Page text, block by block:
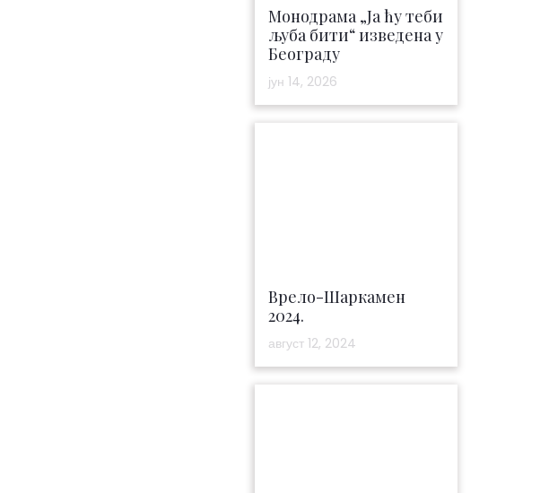
Монодрама „Ја ћу теби
љуба бити“ изведена у
Београду
јун 14, 2026
Врело-Шаркамен
2024.
август 12, 2024